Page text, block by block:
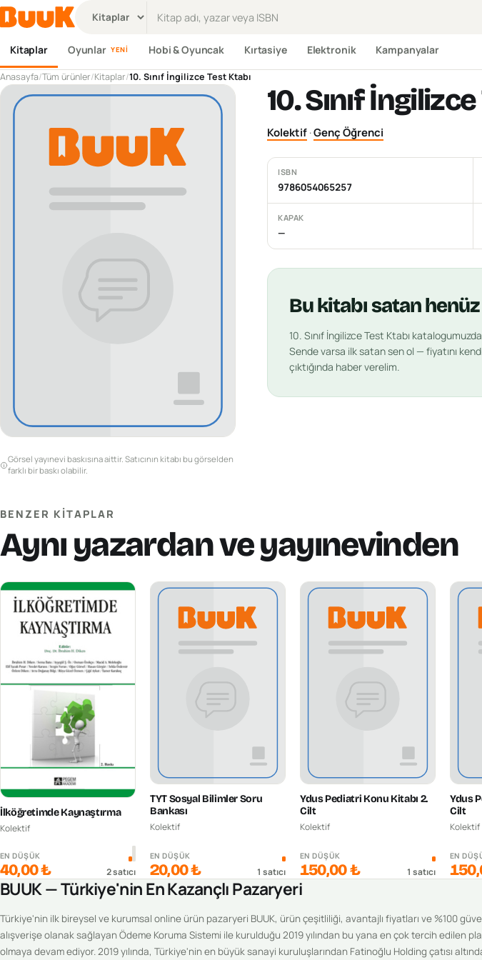
Kitaplar Oyunlar YENI Hobi & Oyuncak Kırtasiye Elektronik Kampanyalar
Anasayfa/Tüm ürünler/Kitaplar/10. Sınıf İngilizce Test Ktabı
Görsel yayınevi baskısına aittir. Satıcının kitabı bu görselden
farklı bir baskı olabilir.
10. Sınıf
Kolektif·Genç Öğrenci
ISBN
9786054065257
KAPAK
—
Bukitabısatan
10. Sınıf İngilizce Test Ktabı katalogumuzda
Sende varsa ilk satan sen ol — fiyatını
çıktığında haber verelim.
BENZER KITAPLAR
Aynı yazardan ve yayınevinden
İlköğretimde Kaynaştırma
Kolektif
EN DÜŞÜK
40,00 ₺ 2satıcı
TYT Sosyal Bilimler Soru
Bankası
Kolektif
EN DÜŞÜK
20,00 ₺ 1 satıcı
Ydus Pediatri Konu Kitabı 2.
Cilt
Kolektif
EN DÜŞÜK
150,00 ₺ 1 satıcı
Ydus
Cilt
Kolektif
EN
BUUK — Türkiye'nin En Kazançlı Pazaryeri
Türkiye'nin ilk bireysel ve kurumsal online ürün pazaryeri BUUK, ürün çeşitliliği, avantajlı fiyatları ve %100
alışverişe olanak sağlayan Ödeme Koruma Sistemi ile kurulduğu 2019 yılından bu yana en çok tercih edilen
olmaya devam ediyor. 2019 yılında, Türkiye'nin en büyük sanayi kuruluşlarından Fatinoğlu Holding çatısı